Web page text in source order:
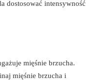
dostosować intensywność
mięśnie brzucha.
mięśnie brzucha i